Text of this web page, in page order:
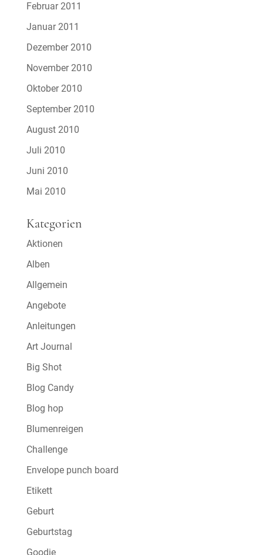
Februar 2011
Januar 2011
Dezember 2010
November 2010
Oktober 2010
September 2010
August 2010
Juli 2010
Juni 2010
Mai 2010
Kategorien
Aktionen
Alben
Allgemein
Angebote
Anleitungen
Art Journal
Big Shot
Blog Candy
Blog hop
Blumenreigen
Challenge
Envelope punch board
Etikett
Geburt
Geburtstag
Goodie